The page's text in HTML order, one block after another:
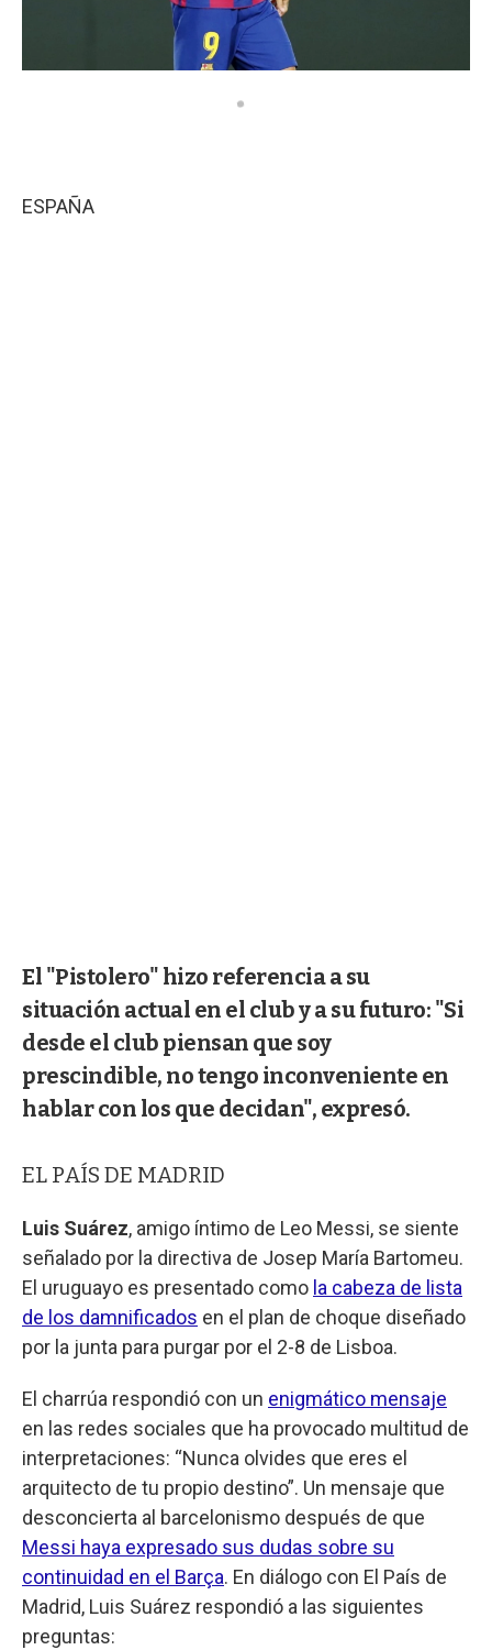
ESPAÑA
El "Pistolero" hizo referencia a su
situación actual en el club y a su futuro: "Si
desde el club piensan que soy
prescindible, no tengo inconveniente en
hablar con los que decidan", expresó.
EL PAÍS DE MADRID
Luis Suárez, amigo íntimo de Leo Messi, se siente
señalado por la directiva de Josep María Bartomeu.
El uruguayo es presentado como la cabeza de lista
de los damnificados en el plan de choque diseñado
por la junta para purgar por el 2-8 de Lisboa.
El charrúa respondió con un enigmático mensaje
en las redes sociales que ha provocado multitud de
interpretaciones: “Nunca olvides que eres el
arquitecto de tu propio destino”. Un mensaje que
desconcierta al barcelonismo después de que
Messi haya expresado sus dudas sobre su
continuidad en el Barça. En diálogo con El País de
Madrid, Luis Suárez respondió a las siguientes
preguntas: